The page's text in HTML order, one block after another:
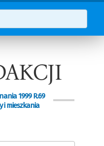
1999 R.69
i mieszkania